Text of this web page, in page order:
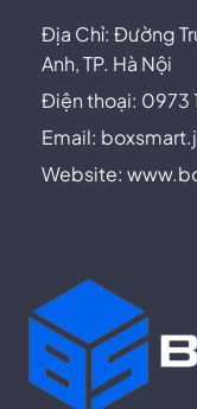
Địa Chỉ: Đường
Anh, TP. Hà Nội
Điện thoại: 0973
Email:
Website: